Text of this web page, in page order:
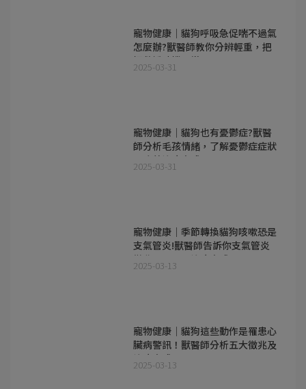
寵物健康｜貓狗呼吸急促喘不過氣
怎麼辦?獸醫師教你分辨輕重，把
握救援時機及常見原因
2025-03-31
寵物健康｜貓狗也有憂鬱症?獸醫
師分析毛孩情緒，了解憂鬱症症狀
及改善治療方式
2025-03-31
寵物健康｜季節轉換貓狗咳嗽恐是
支氣管炎!獸醫師告訴你支氣管炎
徵兆、原因及治療方式
2025-03-13
寵物健康｜貓狗這些動作是罹患心
臟病警訊！獸醫師分析五大徵兆及
治療方式
2025-03-13